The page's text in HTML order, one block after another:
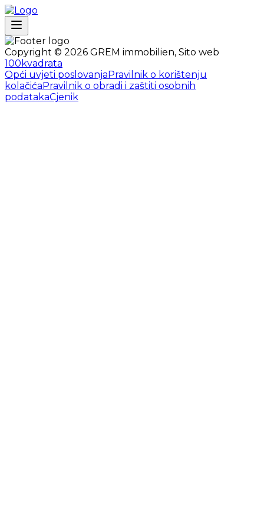
Copyright © 2026 GREM immobilien, Sito web
100kvadrata
Opći uvjeti poslovanjaPravilnik o korištenju
kolačićaPravilnik o obradi i zaštiti osobnih
podatakaCjenik